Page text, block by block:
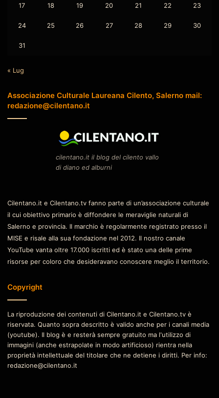
17 18 19 20 21 22 23
24 25 26 27 28 29 30
31
« Lug
Associazione Culturale Laureana Cilento, Salerno mail:
redazione@cilentano.it
cilentano.it il blog del cilento vallo
di diano ed alburni
Cilentano.it e Cilentano.tv fanno parte di un’associazione culturale
il cui obiettivo primario è diffondere le meraviglie naturali di
Salerno e provincia. Il marchio è regolarmente registrato presso il
MISE e risale alla sua fondazione nel 2012. Il nostro canale
YouTube vanta oltre 17.000 iscritti ed è stato una delle prime
risorse per coloro che desideravano conoscere meglio il territorio.
Copyright
La riproduzione dei contenuti di Cilentano.it e Cilentano.tv è
riservata. Quanto sopra descritto è valido anche per i canali media
(youtube). Il blog è e resterà sempre gratuito ma l'utilizzo di
immagini (anche estrapolate in modo artificioso) rientra nella
proprietà intellettuale del titolare che ne detiene i diritti. Per info:
redazione@cilentano.it